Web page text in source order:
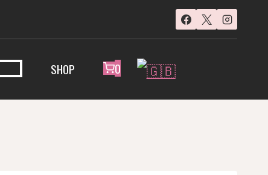
SHOP 0